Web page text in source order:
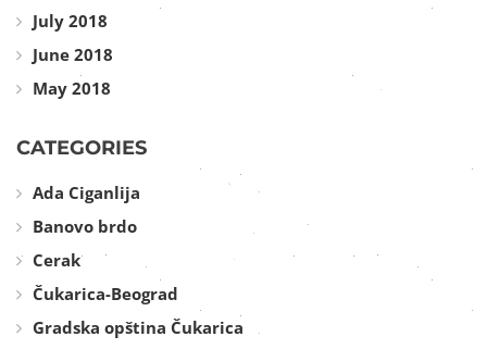
July 2018
June 2018
May 2018
CATEGORIES
Ada Ciganlija
Banovo brdo
Cerak
Čukarica-Beograd
Gradska opština Čukarica